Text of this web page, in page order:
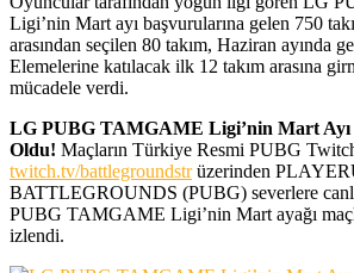
Ligi’nin Mart ayı başvurularına gelen 750
arasından seçilen 80 takım, Haziran ayında
Elemelerine katılacak ilk 12 takım arasına
mücadele verdi.
LG PUBG TAMGAME Ligi’nin Mart
Oldu! Maçların Türkiye Resmi PUBG
twitch.tv/battlegroundstrüzerinden
BATTLEGROUNDS (PUBG) severlere
PUBG TAMGAME Ligi’nin Mart ayağı
izlendi.